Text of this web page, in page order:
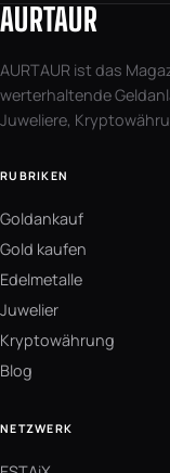
AURTAUR
AURTAUR ist das
werterhaltende
Juweliere,
RUBRIKEN
Goldankauf
Gold kaufen
Edelmetalle
Juwelier
Kryptowährung
Blog
NETZWERK